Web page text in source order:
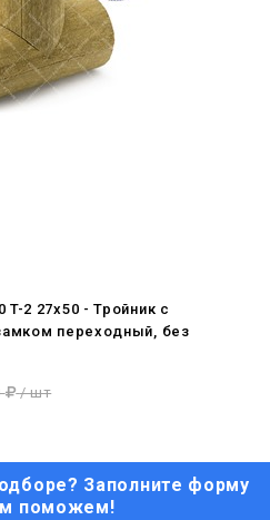
2 27x50 - Тройник c
переходный, без
/ шт
Заполните форму
поможем!